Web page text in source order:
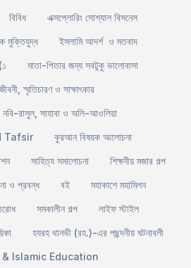
বিবিধ
এক্সপ্লোরিং সোশ্যাল বিসনেস
মুক্তিযুদ্ধ
ইসলামি আদর্শ ও মতবাদ
মাতা-পিতার জন্য সবটুকু ভালোবাসা
স্মৃতিচারণ ও সাক্ষাৎকার
নবি-রাসুল, সাহাবা ও অলি-আওলিয়া
Tafsir
কুরআন বিষয়ক আলোচনা
সাহিত্য সমালোচনা
শিক্ষনীয় মজার গল্প
ও প্রবন্ধ
বই
মহাকাশে মহামিলন
সমকালীন গল্প
লাইফ স্টাইল
হযরহ থানভী (রহ.)-এর পছন্দনীয় ঘটনাবলী
Islamic Education